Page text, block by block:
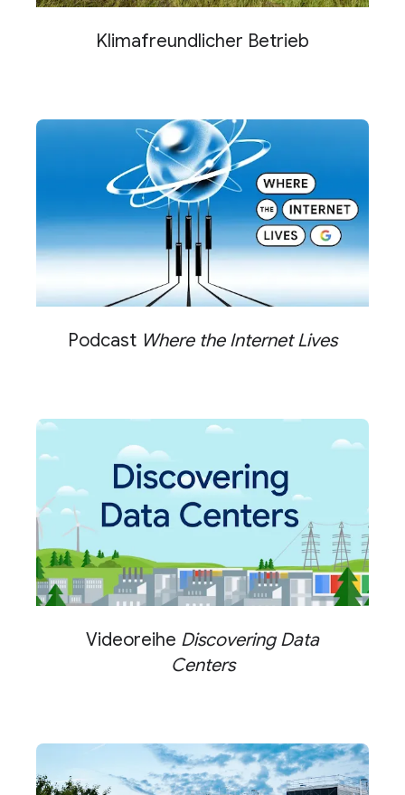
Klimafreundlicher Betrieb
Podcast Where the Internet Lives
Videoreihe Discovering Data
Centers